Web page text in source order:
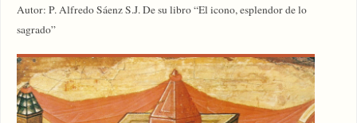
Autor: P. Alfredo Sáenz S.J. De su libro “El icono, esplendor de lo
sagrado”